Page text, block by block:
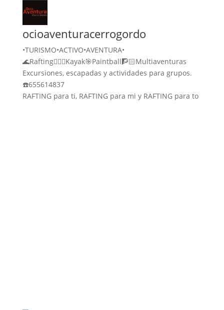
ocioaventuracerrogordo
•TURISMO•ACTIVO•AVENTURA•
🌊Rafting🚣🏻‍♀️Kayak🎯Paintball🧗🏻Multiaventuras
Excursiones, escapadas y actividades para grupos.
☎️655614837
RAFTING para ti, RAFTING para mi y RAFTING para to